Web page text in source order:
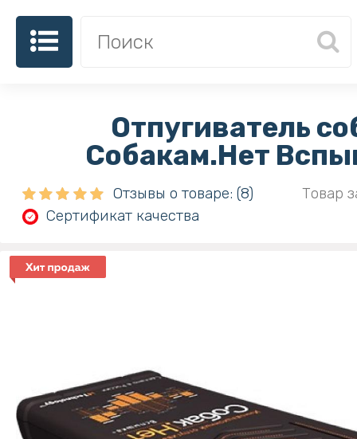
Отпугиватель
Собакам.Нет
Отзывы о товаре: (8)
Товар
Сертификат качества